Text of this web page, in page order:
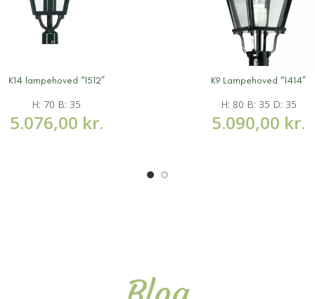
K14 lampehoved “1512”
H: 70 B: 35
5.076,00 kr.
Mere information
K9 Lampehoved “1414”
H: 80 B: 35 D: 35
5.090,00 kr.